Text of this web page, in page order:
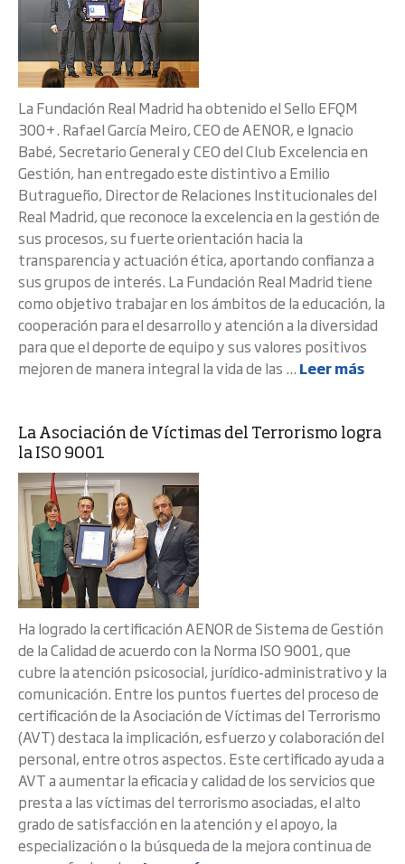
La Fundación Real Madrid ha obtenido el Sello EFQM
300+. Rafael García Meiro, CEO de AENOR, e Ignacio
Babé, Secretario General y CEO del Club Excelencia en
Gestión, han entregado este distintivo a Emilio
Butragueño, Director de Relaciones Institucionales del
Real Madrid, que reconoce la excelencia en la gestión de
sus procesos, su fuerte orientación hacia la
transparencia y actuación ética, aportando confianza a
sus grupos de interés. La Fundación Real Madrid tiene
como objetivo trabajar en los ámbitos de la educación, la
cooperación para el desarrollo y atención a la diversidad
para que el deporte de equipo y sus valores positivos
mejoren de manera integral la vida de las ... Leer más
La Asociación de Víctimas del Terrorismo logra
la ISO 9001
Ha logrado la certificación AENOR de Sistema de Gestión
de la Calidad de acuerdo con la Norma ISO 9001, que
cubre la atención psicosocial, jurídico-administrativo y la
comunicación. Entre los puntos fuertes del proceso de
certificación de la Asociación de Víctimas del Terrorismo
(AVT) destaca la implicación, esfuerzo y colaboración del
personal, entre otros aspectos. Este certificado ayuda a
AVT a aumentar la eficacia y calidad de los servicios que
presta a las víctimas del terrorismo asociadas, el alto
grado de satisfacción en la atención y el apoyo, la
especialización o la búsqueda de la mejora continua de